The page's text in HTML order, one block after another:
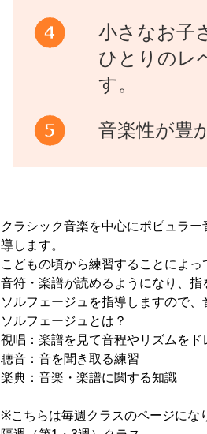
小さなお子
ひとりのレ
す。
音楽性が豊
クラシック音楽を中心にポピュラ
導します。
こどもの頃から練習することによっ
音符・楽譜が読めるようになり、指
ソルフェージュを指導しますので、
ソルフェージュとは？
視唱：楽譜を見て音程やリズムをド
聴音：音を聞き取る練習
楽典：音楽・楽譜に関する知識
※こちらは毎週クラスのページにな